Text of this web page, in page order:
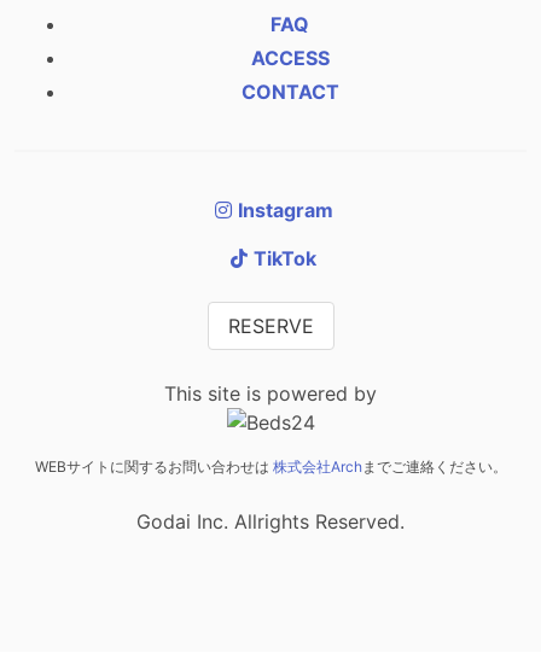
FAQ
ACCESS
CONTACT
Instagram
TikTok
RESERVE
This site is powered by
WEBサイトに関するお問い合わせは 株式会社Archまでご連絡ください。
Godai Inc. Allrights Reserved.